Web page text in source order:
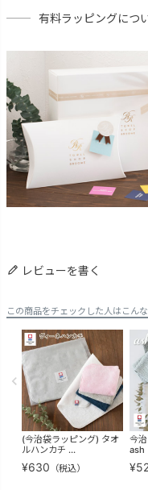
有料ラッピングにつ
レビューを書く
この商品をチェックした人はこん
(今治袋ラッピング) タオ
ルハンカチ ...
¥630 （税込）
今
ash
¥